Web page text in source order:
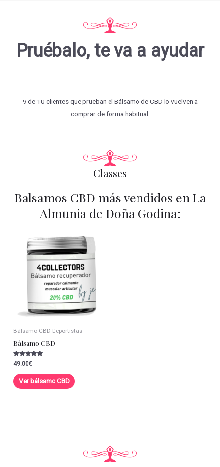
Pruébalo, te va a ayudar
9 de 10 clientes que prueban el Bálsamo de CBD lo vuelven a
comprar de forma habitual.
Classes
Balsamos CBD más vendidos en La
Almunia de Doña Godina:
Bálsamo CBD Deportistas
Bálsamo CBD
Valorado con
5.00
de 5
49.00€
Ver bálsamo CBD